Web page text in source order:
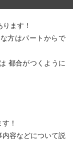
ます！
方はパートからで
都合がつくように
！
容などについて説